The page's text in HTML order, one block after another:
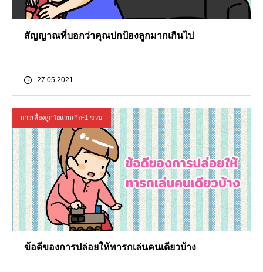
สัญญาณที่บอกว่าคุณปกป้องลูกมากเกินไป
27.05.2021
การเลี้ยงลูกวัยแรกเกิด-1 ขวบ
ข้อดีของการปล่อยให้ทารกเล่นคนเดียวบ้าง